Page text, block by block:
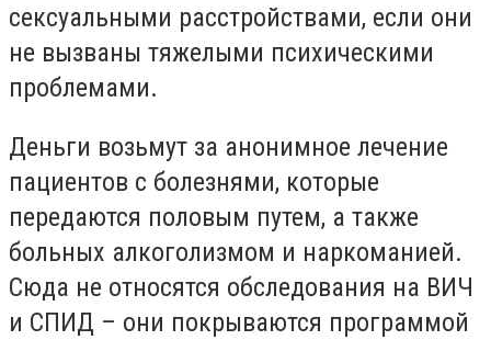
сексуальными расстройствами, если они
не вызваны тяжелыми психическими
проблемами.
Деньги возьмут за анонимное лечение
пациентов с болезнями, которые
передаются половым путем, а также
больных алкоголизмом и наркоманией.
Сюда не относятся обследования на ВИЧ
и СПИД – они покрываются программой